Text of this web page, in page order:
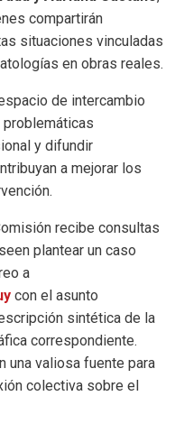
compartirán
situaciones vinculadas
en obras reales.
de intercambio
y difundir
a mejorar los
recibe consultas
plantear un caso
a
con el asunto
sintética de la
correspondiente.
una valiosa fuente para
colectiva sobre el